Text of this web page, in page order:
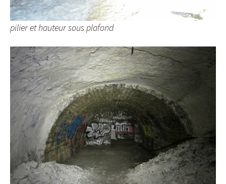
pilier et hauteur sous plafond